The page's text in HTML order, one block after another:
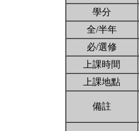
學分
全/半年
必/選修
上課時間
上課地點
備註